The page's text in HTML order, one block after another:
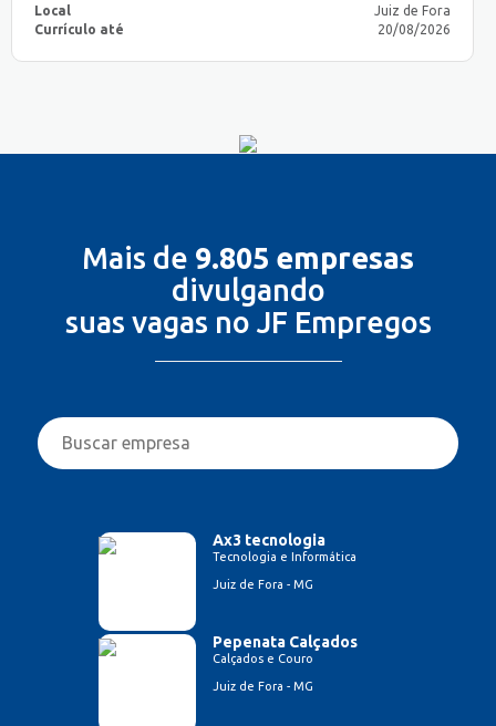
Local
Juiz de Fora
Currículo até
20/08/2026
Mais de 9.805 empresas
divulgando
suas vagas no JF Empregos
Ax3 tecnologia
Tecnologia e Informática
Juiz de Fora - MG
Pepenata Calçados
Calçados e Couro
Juiz de Fora - MG